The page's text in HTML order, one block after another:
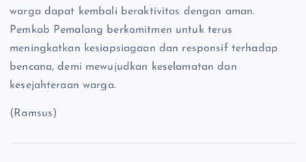
warga dapat kembali beraktivitas dengan aman.
Pemkab Pemalang berkomitmen untuk terus
meningkatkan kesiapsiagaan dan responsif terhadap
bencana, demi mewujudkan keselamatan dan
kesejahteraan warga.
(Ramsus)